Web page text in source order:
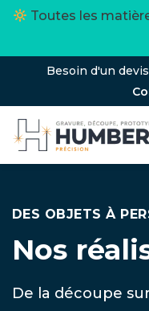
Toutes les
Besoin d'un
DES OBJETS À
Nos
De la découpe